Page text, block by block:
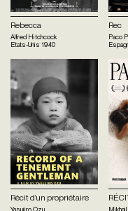
Rebecca
Alfred Hitchcock
Etats-Unis 1940
Rec
Paco
Récit d’un propriétaire
Yasujiro Ozu
Mikhail